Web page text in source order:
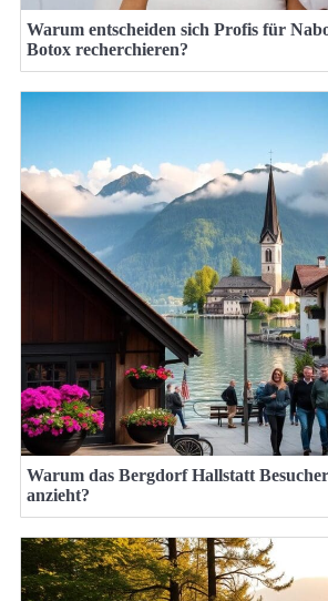
Warum entscheiden sich Profis für
Botox recherchieren?
Warum das Bergdorf Hallstatt
anzieht?